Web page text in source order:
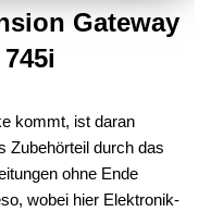
Gateway
kommt, ist daran
Zubehörteil durch das
ohne Ende
wobei hier Elektronik-